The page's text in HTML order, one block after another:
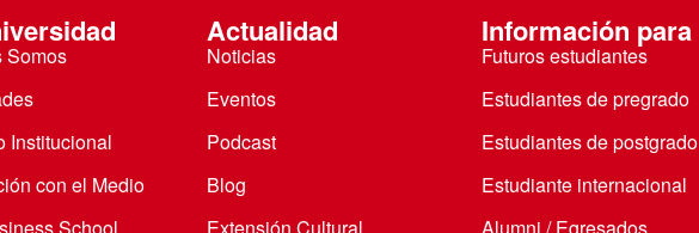
Somos
Institucional
con el Medio
Actualidad
Noticias
Eventos
Podcast
Blog
Información para
Futuros estudiantes
Estudiantes de pregrado
Estudiantes de postgrado
Estudiante internacional